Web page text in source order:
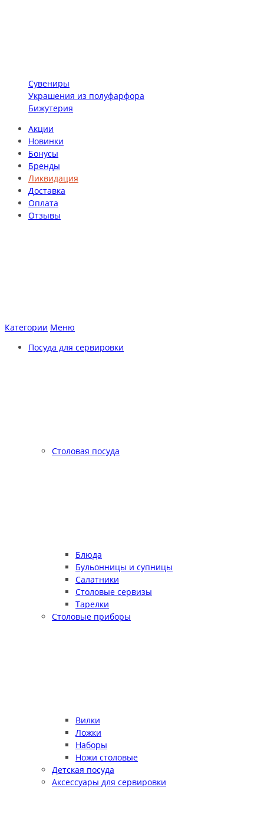
Сувениры
Украшения из полуфарфора
Бижутерия
Акции
Новинки
Бонусы
Бренды
Ликвидация
Доставка
Оплата
Отзывы
Категории Меню
Посуда для сервировки
Столовая посуда
Блюда
Бульонницы и супницы
Салатники
Столовые сервизы
Тарелки
Столовые приборы
Вилки
Ложки
Наборы
Ножи столовые
Детская посуда
Аксессуары для сервировки